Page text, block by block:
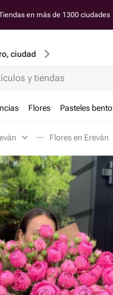
en más de 1300 ciudades
ciudad
y tiendas
Flores Pasteles bento
Flores en Ereván